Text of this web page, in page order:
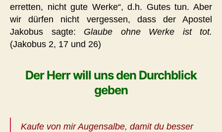
erretten, nicht gute Werke“, d.h. Gutes tun. Aber
wir dürfen nicht vergessen, dass der Apostel
Jakobus sagte: Glaube ohne Werke ist tot.
(Jakobus 2, 17 und 26)
Der Herr will uns den Durchblick
geben
Kaufe von mir Augensalbe, damit du besser